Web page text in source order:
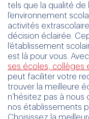
tels que la qualité de
l’environnement
activités
décision éclairée.
l’établissement
est là pour vous.
ses écoles, collèges
peut faciliter votre
trouver la meilleure
n’hésitez pas à
nos établissements